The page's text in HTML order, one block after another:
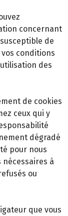
concernant
de
conditions
des
de cookies
ceux qui y
dégradé
pour nous
nécessaires à
ou
que vous